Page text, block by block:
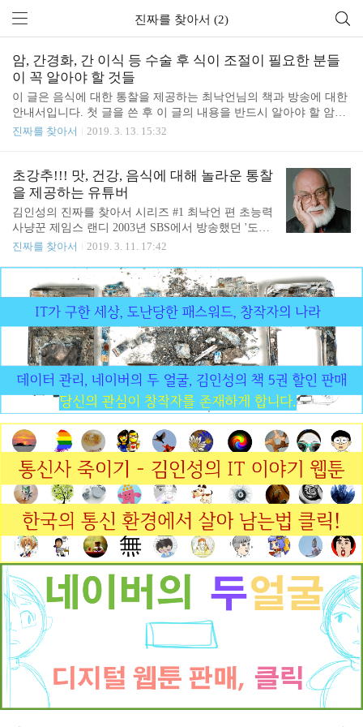
진짜를 찾아서 (2)
암, 간경화, 간 이식 등 수술 후 식이 조절이 필요한 분들
이 꼭 알아야 할 것들
이 글은 음식에 대한 통찰을 제공하는 최낙언님의 책과 방송에 대한
안내서입니다. 첫 글을 쓴 후 이 글의 내용을 반드시 알아야 할 암과
수술 등 식이 조절이 필요한 분들에 대한 언급이 빠졌다는 사실을 깨
'도전 백만불 초능력자를 찾아라'라는 프로는 현존하는 모든 초능력
자들을 카메라 앞에서 그들의 능력을 테스트하는 프로였습니다. 그
결과 초능력자들이 모두 사기였음이 드러났고 이 방송이 상금으로
걸었던 백만불은 아무도 받아가지 못했습니다. 사실 이 프로는 초능
력 사냥꾼 제임스 랜디가 있었기 때문에 가능했던 방송입니다. 제임
스 랜디는 오랫동안 초능력자들을 찾아 다니며 그들이..
진짜를 찾아서 2019. 3. 13. 15:32
초강추!!! 맛, 건강, 음식에 대해 놀라운 통찰
을 제공하는 유튜버
김인성의 진짜를 찾아서 시리즈 #1 최낙언 편 초능력
사냥꾼 제임스 랜디 2003년 SBS에서 방송했던 '도전
백만불 초능력자를 찾아라'라는 프로는 현존하는 모
트하는 프로였습니다. 그 결과 초능력자들이 모두 사
기였음이 드러났고 이 방송이 상금으로 걸었던 백만
불은 아무도 받아가지 못했습니다. 사실 이 프로는
초능력 사냥꾼 제임스 랜디가 있었기 때문에 가능했
던 방송입니다. 제임스 랜디는 오랫동안 초능력자들
을 찾아 다니며 그들이 사실은 사기꾼에 불과하다는
것을 밝혀낸 사람입니다. 한국에서 생방송으로 놀라
운 초능력을 실현함으로써 전국민을 경악 시켰던 유
리 갤라도 제임스 랜디에 의해 사기 수법이 까발려지
기도 했습니다. '초능력자를 찾아라'라는 프로는 저에
게 엄청난 ..
진짜를 찾아서 2019. 3. 11. 17:42